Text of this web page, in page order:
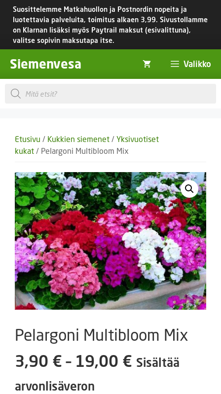
Siirry
sisältöön
Suosittelemme Matkahuollon ja Postnordin nopeita ja
luotettavia palveluita, toimitus alkaen 3,99. Sivustollamme
on Klarnan lisäksi myös Paytrail maksut (esivalittuna),
valitse sopivin maksutapa itse.
Siemenvesa Valikko
Products
search
Etusivu / Kukkien siemenet / Yksivuotiset
kukat / Pelargoni Multibloom Mix
Pelargoni Multibloom Mix
3,90 € – 19,00 € Sisältää
arvonlisäveron